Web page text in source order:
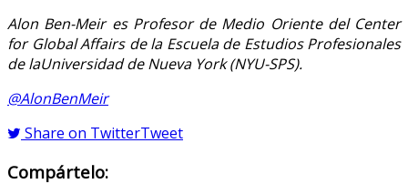
Alon Ben-Meir es Profesor de Medio Oriente del Center
for Global Affairs de la Escuela de Estudios Profesionales
de laUniversidad de Nueva York (NYU-SPS).
@AlonBenMeir
Share on TwitterTweet
Compártelo: